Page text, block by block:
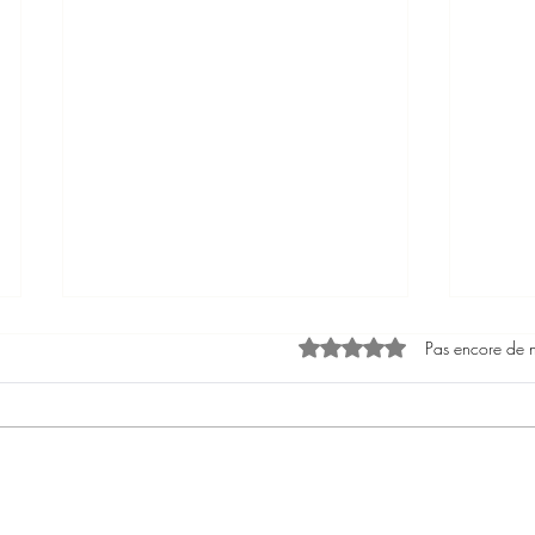
Noté 0 étoile sur 5.Pas encore de